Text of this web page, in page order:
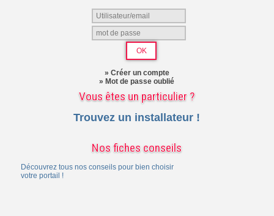
» Créer un compte
» Mot de passe oublié
Vous êtes un particulier ?
Trouvez un installateur !
Nos fiches conseils
Découvrez tous nos conseils pour bien choisir
votre portail !